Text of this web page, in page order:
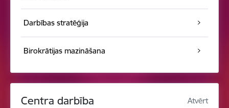
Darbības stratēģija
Birokrātijas mazināšana
Centra darbība Atvērt